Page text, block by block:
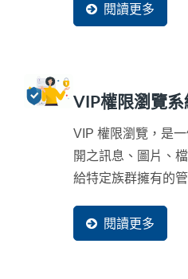
多重規格檢索系統
化的多重規格搜尋
閱讀更多
VIP權限瀏覽系
VIP 權限瀏覽，是
開之訊息、圖片、
給特定族群擁有的
可以使用...
閱讀更多